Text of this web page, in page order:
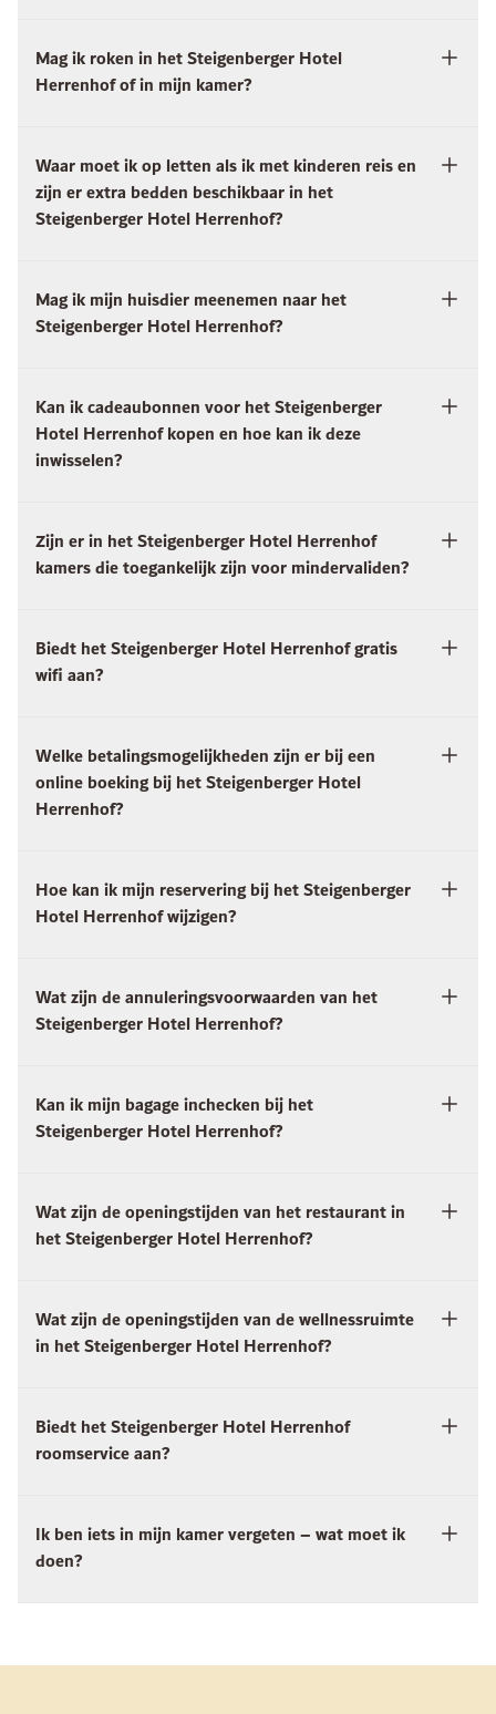
Mag ik roken in het Steigenberger Hotel
Herrenhof of in mijn kamer?
Waar moet ik op letten als ik met kinderen reis en
zijn er extra bedden beschikbaar in het
Steigenberger Hotel Herrenhof?
Mag ik mijn huisdier meenemen naar het
Steigenberger Hotel Herrenhof?
Kan ik cadeaubonnen voor het Steigenberger
Hotel Herrenhof kopen en hoe kan ik deze
inwisselen?
Zijn er in het Steigenberger Hotel Herrenhof
kamers die toegankelijk zijn voor mindervaliden?
Biedt het Steigenberger Hotel Herrenhof gratis
wifi aan?
Welke betalingsmogelijkheden zijn er bij een
online boeking bij het Steigenberger Hotel
Herrenhof?
Hoe kan ik mijn reservering bij het Steigenberger
Hotel Herrenhof wijzigen?
Wat zijn de annuleringsvoorwaarden van het
Steigenberger Hotel Herrenhof?
Kan ik mijn bagage inchecken bij het
Steigenberger Hotel Herrenhof?
Wat zijn de openingstijden van het restaurant in
het Steigenberger Hotel Herrenhof?
Wat zijn de openingstijden van de wellnessruimte
in het Steigenberger Hotel Herrenhof?
Biedt het Steigenberger Hotel Herrenhof
roomservice aan?
Ik ben iets in mijn kamer vergeten – wat moet ik
doen?